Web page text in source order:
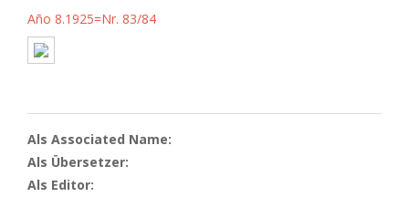
Año 8.1925=Nr. 83/84
Als Associated Name:
Als Übersetzer:
Als Editor: